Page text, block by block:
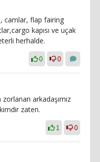
camlar, flap fairing
kapısı ve uçak
herhalde.
0 0
arkadaşımız
zaten.
1 0